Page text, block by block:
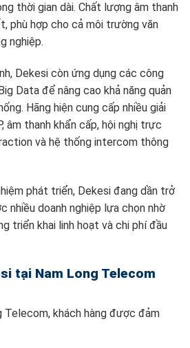
thời gian dài. Chất lượng âm thanh
phù hợp cho cả môi trường văn
nghiệp.
Dekesi còn ứng dụng các công
Data để nâng cao khả năng quản
Hãng hiện cung cấp nhiều giải
âm thanh khẩn cấp, hội nghị trực
và hệ thống intercom thông
phát triển, Dekesi đang dần trở
nhiều doanh nghiệp lựa chọn nhờ
triển khai linh hoạt và chi phí đầu
tại Nam Long Telecom
Telecom, khách hàng được đảm